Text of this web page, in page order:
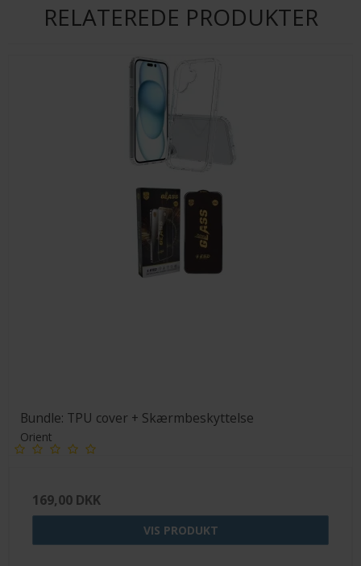
RELATEREDE PRODUKTER
Bundle: TPU cover + Skærmbeskyttelse
Orient
169,00 DKK
VIS PRODUKT